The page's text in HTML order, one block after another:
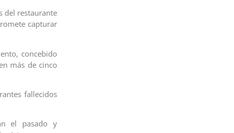
del restaurante
capturar
concebido
más de cinco
fallecidos
el pasado y